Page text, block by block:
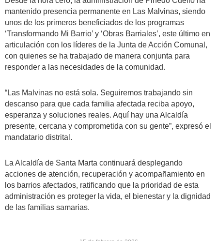
mantenido presencia permanente en Las Malvinas, siendo
unos de los primeros beneficiados de los programas
‘Transformando Mi Barrio’ y ‘Obras Barriales’, este último en
articulación con los líderes de la Junta de Acción Comunal,
con quienes se ha trabajado de manera conjunta para
responder a las necesidades de la comunidad.
“Las Malvinas no está sola. Seguiremos trabajando sin
descanso para que cada familia afectada reciba apoyo,
esperanza y soluciones reales. Aquí hay una Alcaldía
presente, cercana y comprometida con su gente”, expresó el
mandatario distrital.
La Alcaldía de Santa Marta continuará desplegando
acciones de atención, recuperación y acompañamiento en
los barrios afectados, ratificando que la prioridad de esta
administración es proteger la vida, el bienestar y la dignidad
de las familias samarias.